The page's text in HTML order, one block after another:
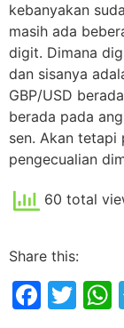
kebanyakan
masih ada
digit. Dimana
dan sisanya
GBP/USD
berada pada
sen. Akan tetapi
pengecualian
60 total
Share this: